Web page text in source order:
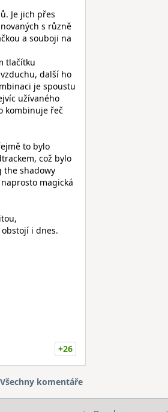
Je jich přes
s různě
a souboji na
tlačítku
další ho
je spoustu
užívaného
kombinuje řeč
to bylo
což bylo
the shadowy
magická
i dnes.
+26
Všechny komentáře